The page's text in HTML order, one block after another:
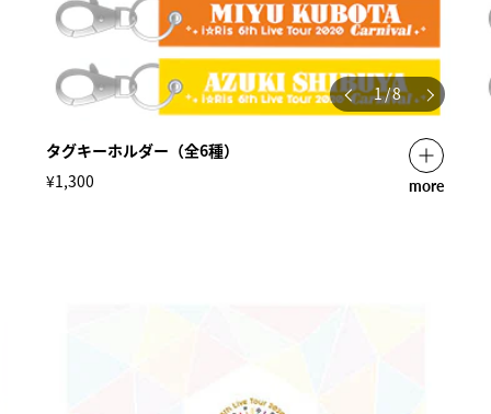
1/8
タグキーホルダー（全6種）
¥1,300
more